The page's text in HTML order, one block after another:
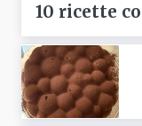
10 ricette